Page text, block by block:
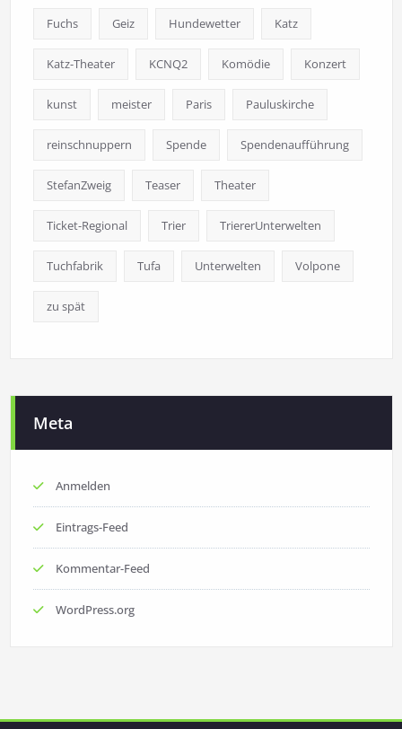
Fuchs Geiz Hundewetter Katz
Katz-Theater KCNQ2 Komödie Konzert
kunst meister Paris Pauluskirche
reinschnuppern Spende Spendenaufführung
StefanZweig Teaser Theater
Ticket-Regional Trier TriererUnterwelten
Tuchfabrik Tufa Unterwelten Volpone
zu spät
Meta
Anmelden
Eintrags-Feed
Kommentar-Feed
WordPress.org